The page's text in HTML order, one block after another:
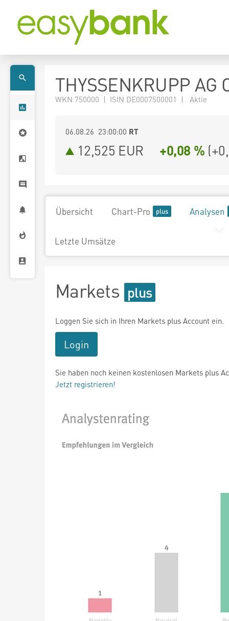
THYSSENKRUPP AG
WKN 750000 | ISIN DE0007500001 | Aktie
06.08.26 23:00:00 RT
12,525 EUR +0,08 % (
Übersicht Chart-Pro Analysen
Letzte Umsätze
Markets
Loggen Sie sich in Ihren Markets plus Account ein.
Login
Sie haben noch keinen kostenlosen Markets plus
Jetzt registrieren!